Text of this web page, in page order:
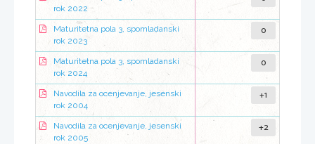
rok 2022
Maturitetna pola 3, spomladanski
rok 2023
0
Maturitetna pola 3, spomladanski
rok 2024
0
Navodila za ocenjevanje, jesenski
rok 2004
+1
Navodila za ocenjevanje, jesenski
rok 2005
+2